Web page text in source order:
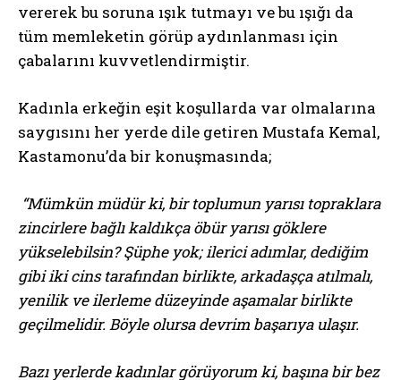
vererek bu soruna ışık tutmayı ve bu ışığı da
tüm memleketin görüp aydınlanması için
çabalarını kuvvetlendirmiştir.
Kadınla erkeğin eşit koşullarda var olmalarına
saygısını her yerde dile getiren Mustafa Kemal,
Kastamonu’da bir konuşmasında;
“Mümkün müdür ki, bir toplumun yarısı topraklara
zincirlere bağlı kaldıkça öbür yarısı göklere
yükselebilsin? Şüphe yok; ilerici adımlar, dediğim
gibi iki cins tarafından birlikte, arkadaşça atılmalı,
yenilik ve ilerleme düzeyinde aşamalar birlikte
geçilmelidir. Böyle olursa devrim başarıya ulaşır.
Bazı yerlerde kadınlar görüyorum ki, başına bir bez